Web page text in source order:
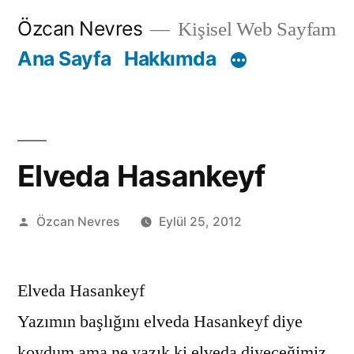
İçeriğe
Özcan Nevres Kişisel Web Sayfam
Ana Sayfa Hakkımda
Elveda Hasankeyf
Gönderen:
Özcan Nevres Eylül 25, 2012
Elveda Hasankeyf
Yazımın başlığını elveda Hasankeyf diye